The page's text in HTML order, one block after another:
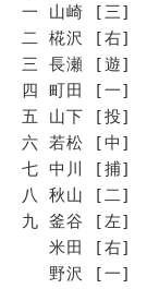
一 山崎 [三]
二 椛沢 [右]
三 長瀬 [遊]
四 町田 [一]
五 山下 [投]
六 若松 [中]
七 中川 [捕]
八 秋山 [二]
九 釜谷 [左]
米田 [右]
野沢 [一]